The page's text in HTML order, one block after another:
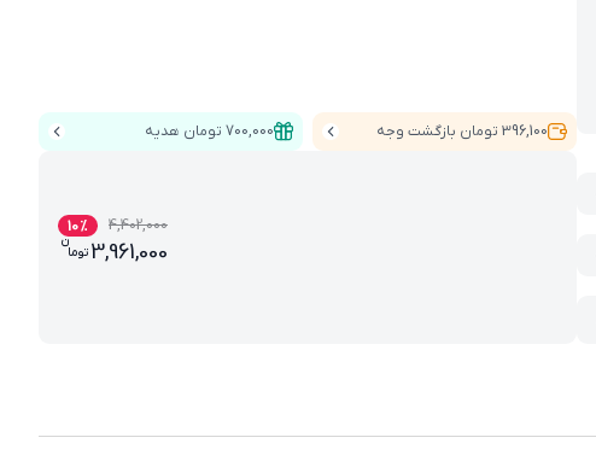
396,100 تومان بازگشت وجه 700,000 تومان هدیه
4,402,000
10%
3,961,000 توما
ن
قیمت فعلی بسته معلم خصوصی